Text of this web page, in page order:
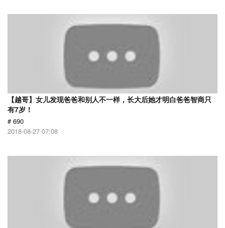
【越哥】女儿发现爸爸和别人不一样，长大后她才明白爸爸智商只
有7岁！
# 690
2018-08-27 07:08